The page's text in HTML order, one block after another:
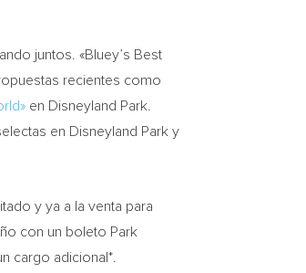
juntos. «Bluey’s Best
recientes como
en Disneyland Park.
en Disneyland Park y
y ya a la venta para
con un boleto Park
cargo adicional*.